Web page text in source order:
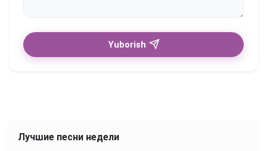
Yuborish
Лучшие песни недели